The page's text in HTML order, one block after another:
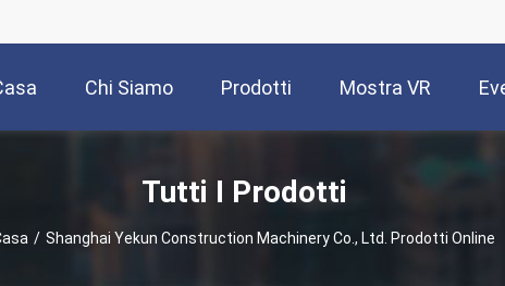
Chi Siamo Prodotti Mostra VR
Tutti I Prodotti
/ Shanghai Yekun Construction Machinery Co., Ltd. Prodotti Online